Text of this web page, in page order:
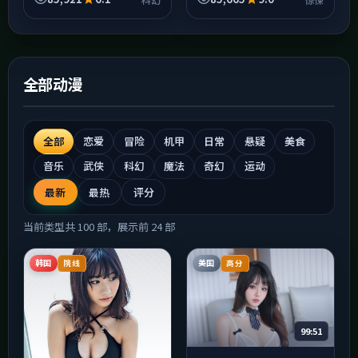
全部动漫
全部 恋爱 冒险 机甲 日常 悬疑
美食
音乐
武侠 科幻 魔法 奇幻
运动
最新
最热 评分
当前类型共100部，展示前 24部
韩国 院线 美国 高分
99:51